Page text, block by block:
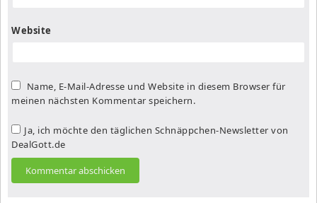
Website
Name, E-Mail-Adresse und Website in diesem Browser für
meinen nächsten Kommentar speichern.
Ja, ich möchte den täglichen Schnäppchen-Newsletter von
DealGott.de